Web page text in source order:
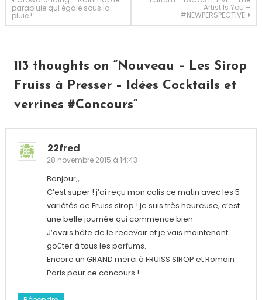
de
parapluie qui égaie sous la
pluie !
Artist Is You –
#NEWPERSPECTIVE
113 thoughts on “Nouveau – Les Sirop
Fruiss à Presser – Idées Cocktails et
verrines #Concours”
22fred
28 novembre 2015 à 14:43
Bonjour,,
C’est super ! j’ai reçu mon colis ce matin avec les 5
variétés de Fruiss sirop ! je suis très heureuse, c’est
une belle journée qui commence bien.
J’avais hâte de le recevoir et je vais maintenant
goûter à tous les parfums.
Encore un GRAND merci à FRUISS SIROP et Romain
Paris pour ce concours !